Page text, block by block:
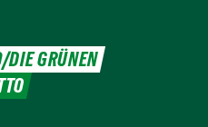
GRÜNEN